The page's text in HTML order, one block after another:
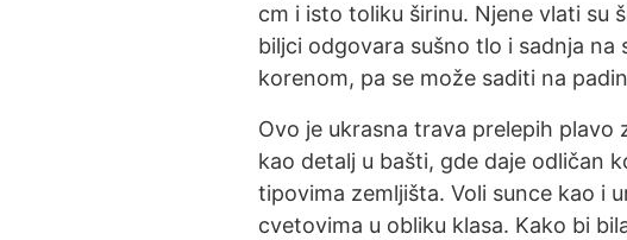
cm i isto toliku širinu. Njene vlati su
biljci odgovara sušno tlo i sadnja na
korenom, pa se može saditi na
Ovo je ukrasna trava prelepih plavo
kao detalj u bašti, gde daje odličan
tipovima zemljišta. Voli sunce kao i
cvetovima u obliku klasa. Kako bi